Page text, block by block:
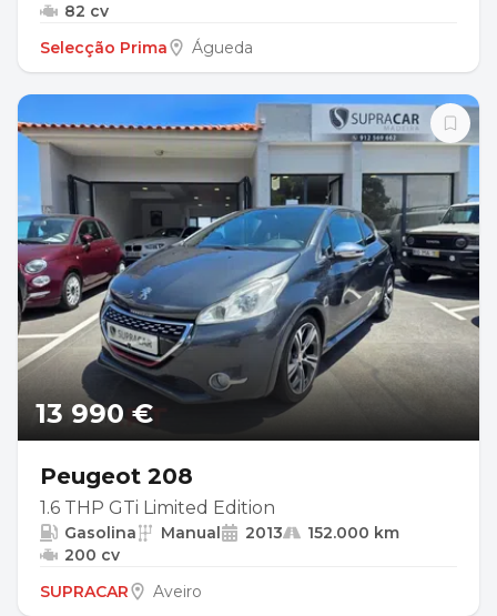
82 cv
Selecção Prima
Águeda
13 990 €
Peugeot 208
1.6 THP GTi Limited Edition
Gasolina Manual 2013
152.000 km
200 cv
SUPRACAR
Aveiro